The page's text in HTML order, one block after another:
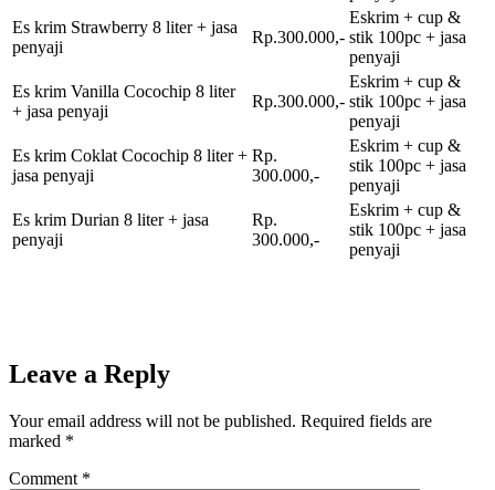
Es krim Strawberry 8 liter + jasa
penyaji
Rp.300.000,-
Eskrim + cup &
stik 100pc + jasa
penyaji
Es krim Vanilla Cocochip 8 liter
+ jasa penyaji
Rp.300.000,-
Eskrim + cup &
stik 100pc + jasa
penyaji
Es krim Coklat Cocochip 8 liter +
jasa penyaji
Rp.
300.000,-
Eskrim + cup &
stik 100pc + jasa
penyaji
Es krim Durian 8 liter + jasa
penyaji
Rp.
300.000,-
Eskrim + cup &
stik 100pc + jasa
penyaji
Leave a Reply
Your email address will not be published. Required fields are
marked *
Comment *